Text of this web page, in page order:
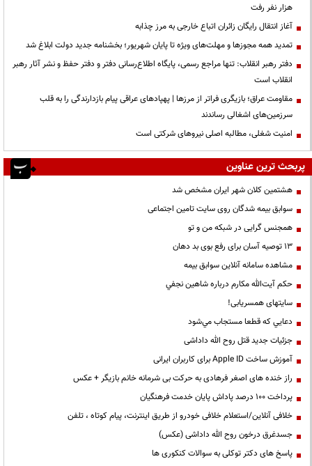
هزار نفر رفت
آغاز انتقال رایگان زائران اتباع خارجی به مرز چذابه
تمدید همه مجوزها و مهلت‌های ویژه تا پایان شهریور؛ بخشنامه جدید دولت ابلاغ شد
دفتر رهبر انقلاب: تنها مراجع رسمی، پایگاه اطلاع‌رسانی دفتر و دفتر حفظ و نشر آثار رهبر
انقلاب است
مقاومت عراق؛ بازیگری فراتر از مرزها | پهپادهای عراقی پیام بازدارندگی را به قلب
سرزمین‌های اشغالی رساندند
‌امنیت شغلی، مطالبه اصلی نیروهای شرکتی است
پربحث ترین عناوین
هشتمین کلان شهر ایران مشخص شد
سوابق بیمه شدگان روی سایت تامین اجتماعی
همجنس گرایی در شبکه من و تو
13 توصیه آسان برای رفع بوی بد دهان
مشاهده سامانه آنلاين سوابق بیمه
حكم آيت‌الله مكارم درباره شاهين نجفي
سایتهای همسریابی!
دعايي كه قطعا مستجاب مي‌شود
جزئیات جدید قتل روح الله داداشی
آموزش ساخت Apple ID برای کاربران ایرانی
راز خنده های اصغر فرهادی به حرکت بی شرمانه خانم بازیگر + عکس
پرداخت ۱۰۰ درصد پاداش پایان خدمت فرهنگیان
خلافی آنلاین/استعلام خلافی خودرو از طریق اینترنت، پیام کوتاه ، تلفن
جسدغرق درخون روح الله داداشی (عکس)
پاسخ های دکتر توکلی به سوالات کنکوری ها